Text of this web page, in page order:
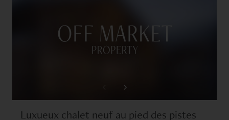
Luxueux chalet neuf au pied des pistes